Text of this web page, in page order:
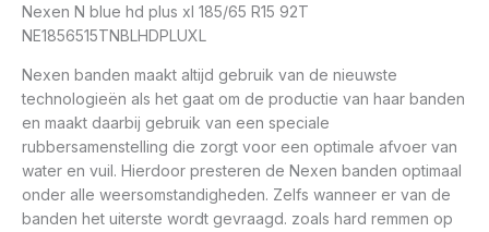
Nexen N blue hd plus xl 185/65 R15 92T
NE1856515TNBLHDPLUXL
Nexen banden maakt altijd gebruik van de nieuwste
technologieën als het gaat om de productie van haar banden
en maakt daarbij gebruik van een speciale
rubbersamenstelling die zorgt voor een optimale afvoer van
water en vuil. Hierdoor presteren de Nexen banden optimaal
onder alle weersomstandigheden. Zelfs wanneer er van de
banden het uiterste wordt gevraagd. zoals hard remmen op